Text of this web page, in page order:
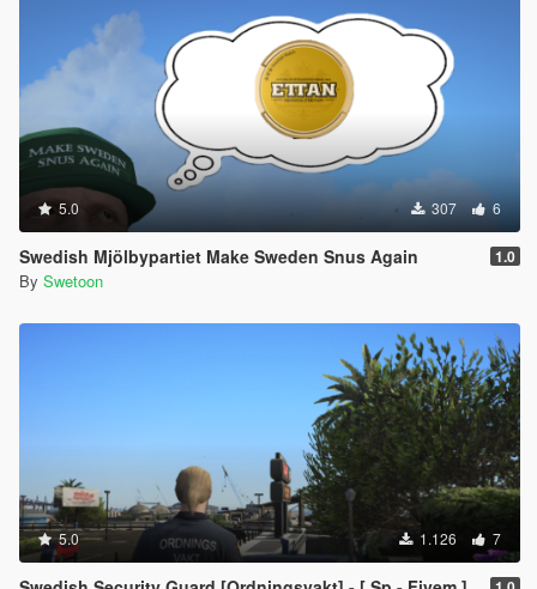
5.0 307 6
Swedish Mjölbypartiet Make Sweden Snus Again 1.0
By Swetoon
5.0 1.126 7